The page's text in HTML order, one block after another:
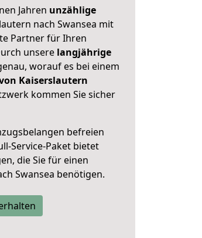
Jahren unzählige
nach Swansea mit
Partner für Ihren
unsere langjährige
worauf es bei einem
Kaiserslautern
kommen Sie sicher
befreien
Service-Paket bietet
die Sie für einen
Swansea benötigen.